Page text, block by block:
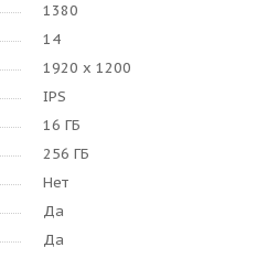
1380
14
1920 x 1200
IPS
16 ГБ
256 ГБ
Нет
Да
Да